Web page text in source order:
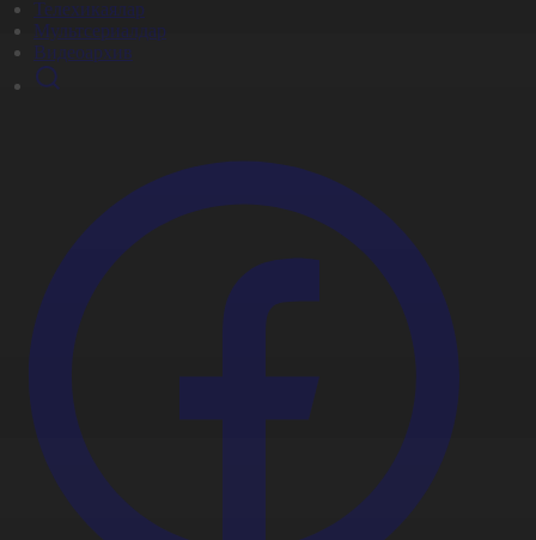
Телехикаялар
Мультсериалдар
Видеоархив